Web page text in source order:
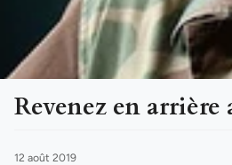
Revenez en arrière
12 août 2019